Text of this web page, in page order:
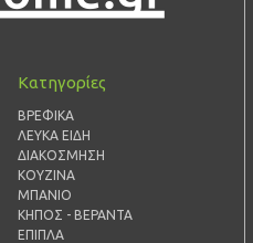
Κατηγορίες
ΒΡΕΦΙΚΑ
ΛΕΥΚΑ ΕΙΔΗ
ΔΙΑΚΟΣΜΗΣΗ
ΚΟΥΖΙΝΑ
ΜΠΑΝΙΟ
ΚΗΠΟΣ - ΒΕΡΑΝΤΑ
ΕΠΙΠΛΑ